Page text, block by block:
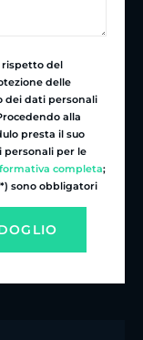
rispetto del
delle
dei dati personali
alla
presta il suo
personali per le
completa;
sono obbligatori